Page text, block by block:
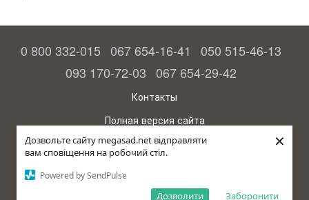
Дозвольте сайту megasad.net відправляти
вам сповіщення на робочий стіл.
Powered by SendPulse
Заборонити
Дозволити
×
0 800 332-015 067 654-16-41
050 515-46-13
093 170-72-03 067 654-29-42
Контакты
Полная версия сайта
© 2015—2026
Megasad - гарантия высокого урожая